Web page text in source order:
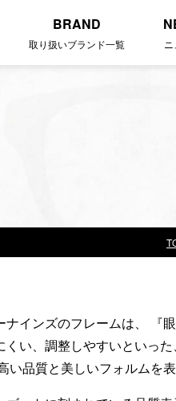
BRAND
取り扱いブランド一覧
インズのフレームは、 『
い、調整しやすいといっ
品質と美しいフォルムを表